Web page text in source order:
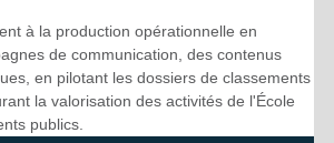
à la production opérationnelle en
de communication, des contenus
en pilotant les dossiers de classements
la valorisation des activités de l'École
publics.